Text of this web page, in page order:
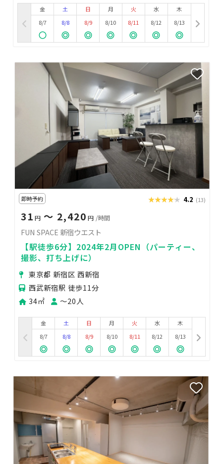
金
8/7
土
8/8
日
8/9
月
8/10
火
8/11
水
8/12
木
8/13
即時予約 ★★★★★
★★★★★ 4.2 (13)
31 円〜 2,420 円 /時間
FUN SPACE 新宿ウエスト
【駅徒歩6分】2024年2月OPEN（パーティー、
撮影、打ち上げに）
東京都 新宿区 西新宿
西武新宿駅 徒歩11分
34㎡
〜20人
金
8/7
土
8/8
日
8/9
月
8/10
火
8/11
水
8/12
木
8/13